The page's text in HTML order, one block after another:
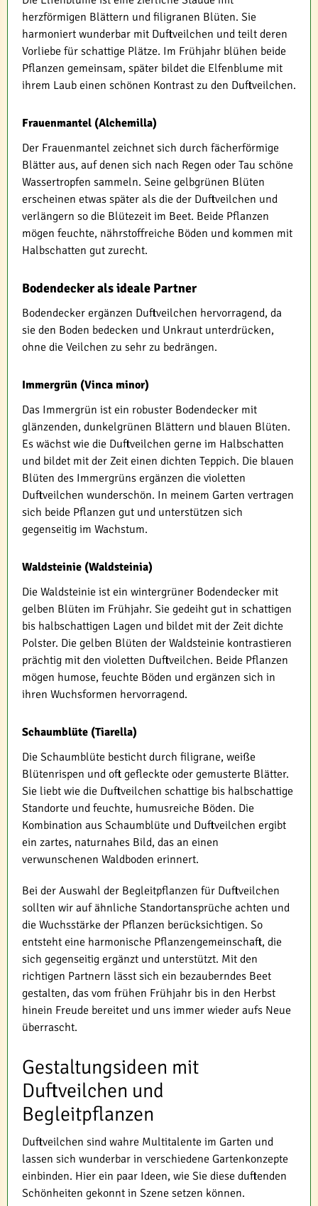
herzförmigen Blättern und filigranen Blüten. Sie
harmoniert wunderbar mit Duftveilchen und teilt deren
Vorliebe für schattige Plätze. Im Frühjahr blühen beide
Pflanzen gemeinsam, später bildet die Elfenblume mit
ihrem Laub einen schönen Kontrast zu den Duftveilchen.
Frauenmantel (Alchemilla)
Der Frauenmantel zeichnet sich durch fächerförmige
Blätter aus, auf denen sich nach Regen oder Tau schöne
Wassertropfen sammeln. Seine gelbgrünen Blüten
erscheinen etwas später als die der Duftveilchen und
verlängern so die Blütezeit im Beet. Beide Pflanzen
mögen feuchte, nährstoffreiche Böden und kommen mit
Halbschatten gut zurecht.
Bodendecker als ideale Partner
Bodendecker ergänzen Duftveilchen hervorragend, da
sie den Boden bedecken und Unkraut unterdrücken,
ohne die Veilchen zu sehr zu bedrängen.
Immergrün (Vinca minor)
Das Immergrün ist ein robuster Bodendecker mit
glänzenden, dunkelgrünen Blättern und blauen Blüten.
Es wächst wie die Duftveilchen gerne im Halbschatten
und bildet mit der Zeit einen dichten Teppich. Die blauen
Blüten des Immergrüns ergänzen die violetten
Duftveilchen wunderschön. In meinem Garten vertragen
sich beide Pflanzen gut und unterstützen sich
gegenseitig im Wachstum.
Waldsteinie (Waldsteinia)
Die Waldsteinie ist ein wintergrüner Bodendecker mit
gelben Blüten im Frühjahr. Sie gedeiht gut in schattigen
bis halbschattigen Lagen und bildet mit der Zeit dichte
Polster. Die gelben Blüten der Waldsteinie kontrastieren
prächtig mit den violetten Duftveilchen. Beide Pflanzen
mögen humose, feuchte Böden und ergänzen sich in
ihren Wuchsformen hervorragend.
Schaumblüte (Tiarella)
Die Schaumblüte besticht durch filigrane, weiße
Blütenrispen und oft gefleckte oder gemusterte Blätter.
Sie liebt wie die Duftveilchen schattige bis halbschattige
Standorte und feuchte, humusreiche Böden. Die
Kombination aus Schaumblüte und Duftveilchen ergibt
ein zartes, naturnahes Bild, das an einen
verwunschenen Waldboden erinnert.
Bei der Auswahl der Begleitpflanzen für Duftveilchen
sollten wir auf ähnliche Standortansprüche achten und
die Wuchsstärke der Pflanzen berücksichtigen. So
entsteht eine harmonische Pflanzengemeinschaft, die
sich gegenseitig ergänzt und unterstützt. Mit den
richtigen Partnern lässt sich ein bezauberndes Beet
gestalten, das vom frühen Frühjahr bis in den Herbst
hinein Freude bereitet und uns immer wieder aufs Neue
überrascht.
Gestaltungsideen mit
Duftveilchen und
Begleitpflanzen
Duftveilchen sind wahre Multitalente im Garten und
lassen sich wunderbar in verschiedene Gartenkonzepte
einbinden. Hier ein paar Ideen, wie Sie diese duftenden
Schönheiten gekonnt in Szene setzen können.